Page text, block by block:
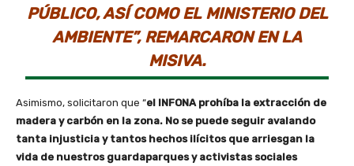
PÚBLICO, ASÍ COMO EL MINISTERIO DEL
AMBIENTE”, REMARCARON EN LA
MISIVA.
Asimismo, solicitaron que “el INFONA prohíba la extracción de
madera y carbón en la zona. No se puede seguir avalando
tanta injusticia y tantos hechos ilícitos que arriesgan la
vida de nuestros guardaparques y activistas sociales